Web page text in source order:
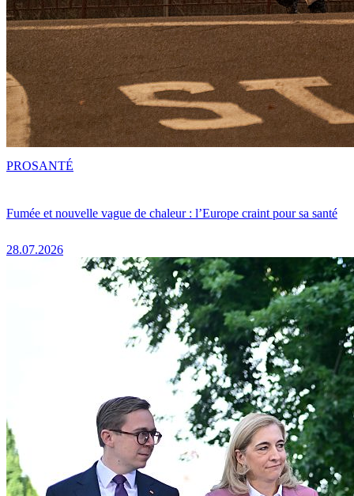
Fumée et nouvelle vague de chaleur : l’Europe craint pour sa santé
28.07.2026
PROSANTÉ